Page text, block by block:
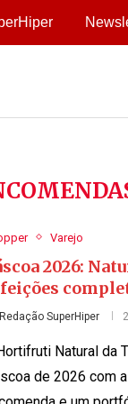
Varejo
2026:
SuperHiper
Natural da
de 2026 com